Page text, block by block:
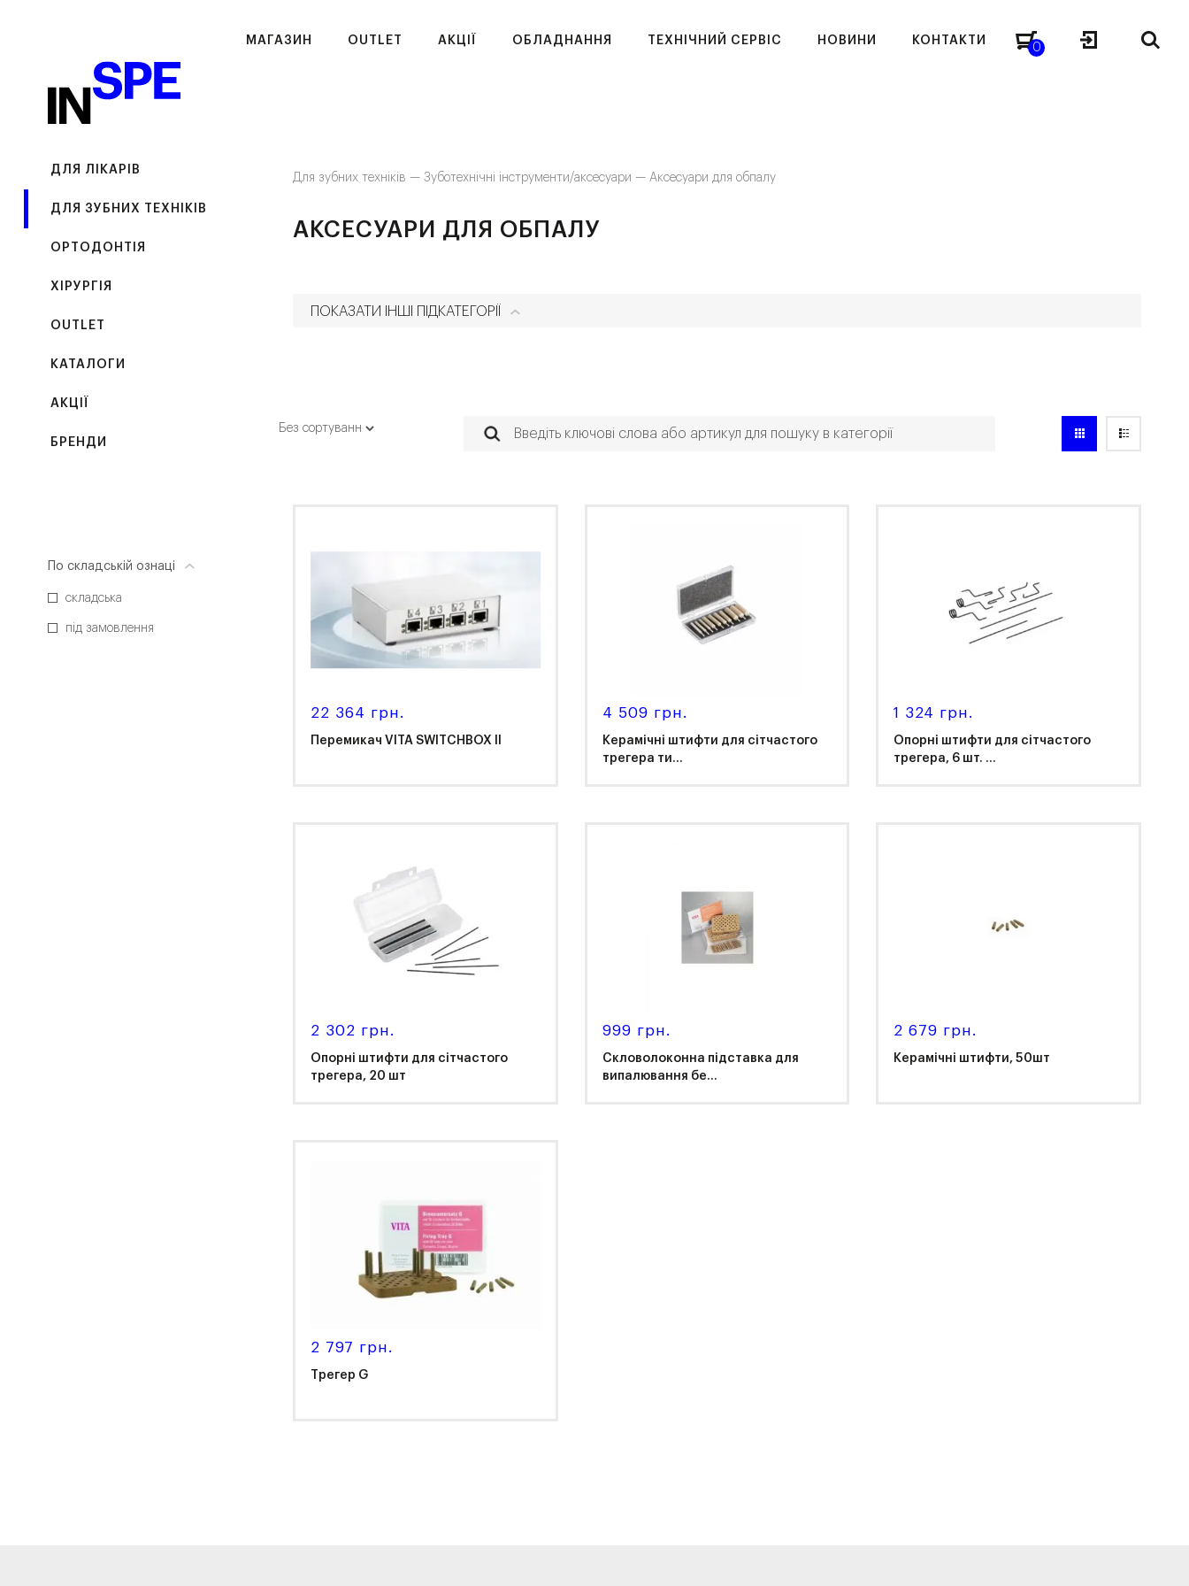
МАГАЗИН OUTLET АКЦІЇ ОБЛАДНАННЯ ТЕХНІЧНИЙ СЕРВІС НОВИНИ КОНТАКТИ
0
ДЛЯ ЛІКАРІВ
ДЛЯ ЗУБНИХ ТЕХНІКІВ
ОРТОДОНТІЯ
ХІРУРГІЯ
OUTLET
КАТАЛОГИ
АКЦІЇ
БРЕНДИ
Для зубних техніків —Зуботехнічні інструменти/аксесуари —Аксесуари для обпалу
АКСЕСУАРИ ДЛЯ ОБПАЛУ
ПОКАЗАТИ ІНШІ ПІДКАТЕГОРІЇ
По складській ознаці
складська
під замовлення
22 364 грн.
Перемикач VITA SWITCHBOX II
4 509 грн.
Керамічні штифти для сітчастого
трегера ти...
1 324 грн.
Опорні штифти для сітчастого
трегера, 6 шт. ...
2 302 грн.
Опорні штифти для сітчастого
трегера, 20 шт
999 грн.
Скловолоконна підставка для
випалювання бе...
2 679 грн.
Керамічні штифти, 50шт
2 797 грн.
Трегер G